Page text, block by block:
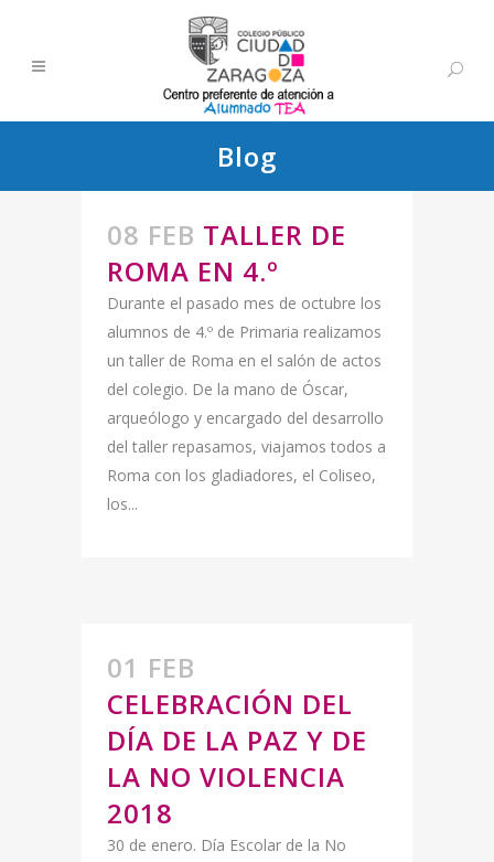
Blog
08 FEB TALLER DE
ROMA EN 4.º
Durante el pasado mes de octubre los
alumnos de 4.º de Primaria realizamos
un taller de Roma en el salón de actos
del colegio. De la mano de Óscar,
arqueólogo y encargado del desarrollo
del taller repasamos, viajamos todos a
Roma con los gladiadores, el Coliseo,
los...
01 FEB
CELEBRACIÓN DEL
DÍA DE LA PAZ Y DE
LA NO VIOLENCIA
2018
30 de enero. Día Escolar de la No